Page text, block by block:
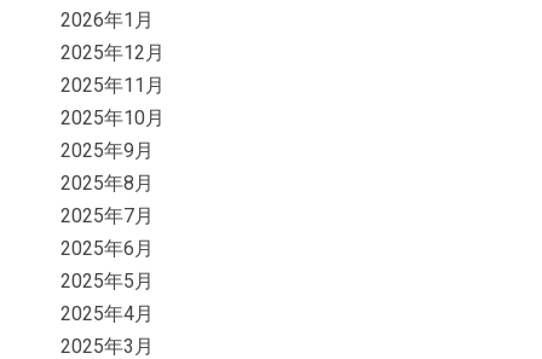
2026年1月
2025年12月
2025年11月
2025年10月
2025年9月
2025年8月
2025年7月
2025年6月
2025年5月
2025年4月
2025年3月